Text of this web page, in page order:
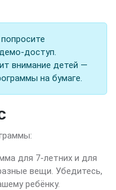
доступ.
внимание детей —
на бумаге.
для 7-летних и для
вещи. Убедитесь,
ребёнку.